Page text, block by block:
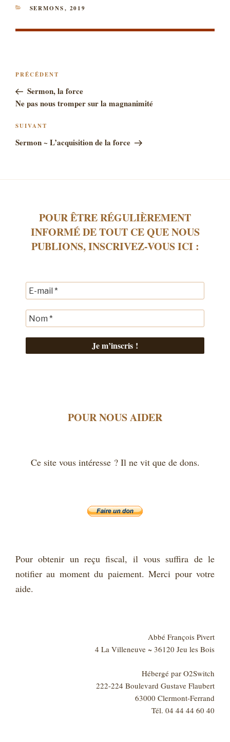
CATÉGORIES
SERMONS, 2019
NAVIGATION
L’ARTICLE
Article
précédent
PRÉCÉDENT
Sermon, la force
Ne pas nous tromper sur la magnanimité
Article
suivant
SUIVANT
Sermon ~ L’acquisition de la force
POUR ÊTRE RÉGULIÈREMENT
INFORMÉ DE TOUT CE QUE NOUS
PUBLIONS, INSCRIVEZ-VOUS ICI :
POUR NOUS AIDER
Ce site vous intéresse ? Il ne vit que de dons.
Pour obtenir un reçu fiscal, il vous suffira de le
notifier au moment du paiement. Merci pour votre
aide.
Abbé François Pivert
4 La Villeneuve ~ 36120 Jeu les Bois
Hébergé par O2Switch
222-224 Boulevard Gustave Flaubert
63000 Clermont-Ferrand
Tél. 04 44 44 60 40